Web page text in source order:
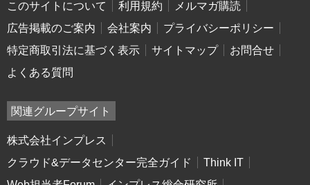
このサイトについて 利用規約
メルマガ購読
広告掲載のご案内
会社案内
プライバシーポリシー
特定商取引法に基づく表示
サイトマップ
お問合せ
よくある質問
関連グループサイト
株式会社インプレス
クラウド&データセンター完全ガイド
Think IT